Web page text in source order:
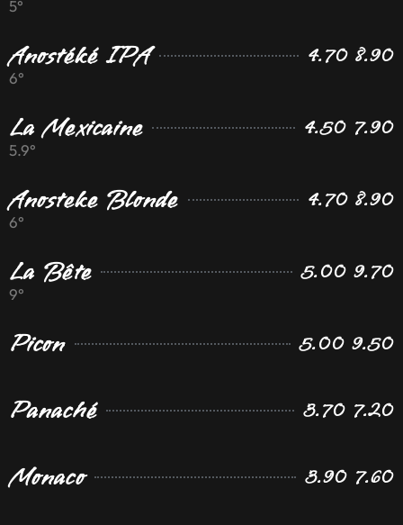
5°
Anostéké IPA 4.70 8.90
6°
La Mexicaine 4.50 7.90
5.9°
Anosteke Blonde 4.70 8.90
6°
La Bête 5.00 9.70
9°
Picon 5.00 9.50
Panaché 3.70 7.20
Monaco 3.90 7.60